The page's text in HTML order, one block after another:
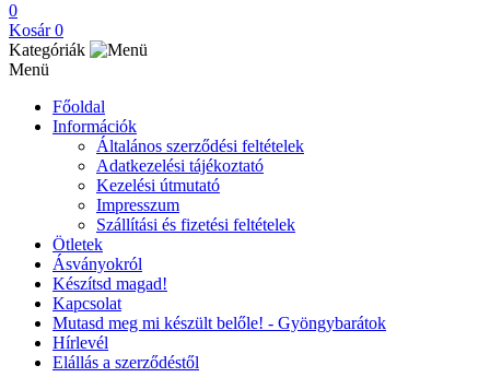
0
Kosár 0
Kategóriák
Menü
Főoldal
Információk
Általános szerződési feltételek
Adatkezelési tájékoztató
Kezelési útmutató
Impresszum
Szállítási és fizetési feltételek
Ötletek
Ásványokról
Készítsd magad!
Kapcsolat
Mutasd meg mi készült belőle! - Gyöngybarátok
Hírlevél
Elállás a szerződéstől